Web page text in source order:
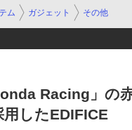
ム ガジェット その他
Racing」の
したEDIFICE